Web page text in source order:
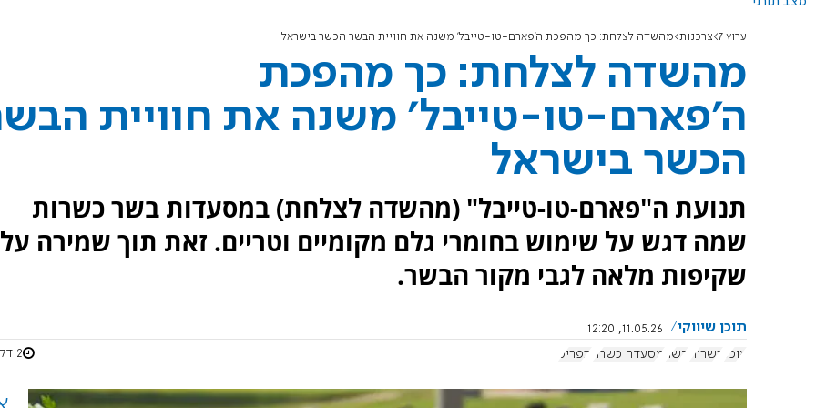
ערוץ 7 צרכנות מהשדה לצלחת: כך מהפכת ה'פארם-טו-טייבל' משנה את חוויית הבשר הכשר בישראל
מהשדה לצלחת: כך מהפכת
ה'פארם-טו-טייבל' משנה את חוויית
הכשר בישראל
תנועת ה"פארם-טו-טייבל" (מהשדה לצלחת) במסעדות בשר כשרות
שמה דגש על שימוש בחומרי גלם מקומיים וטריים. זאת תוך שמירה על
שקיפות מלאה לגבי מקור הבשר.
תוכן שיווקי
11.05.26, 12:20
אוכל
כשרות בשר מסעדה כשרה תפריט 2 דקות